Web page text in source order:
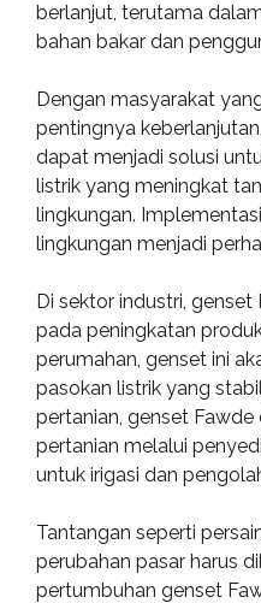
berlanjut, terutama
bahan bakar dan
Dengan masyarakat
pentingnya
dapat menjadi solusi
listrik yang meningkat
lingkungan.
lingkungan menjadi
Di sektor industri,
pada peningkatan
perumahan, genset ini
pasokan listrik yang
pertanian, genset
pertanian melalui
untuk irigasi dan
Tantangan seperti
perubahan pasar harus
pertumbuhan genset